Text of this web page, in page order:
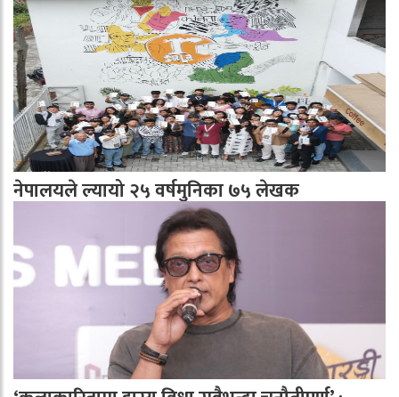
नेपालयले ल्यायो २५ वर्षमुनिका ७५ लेखक